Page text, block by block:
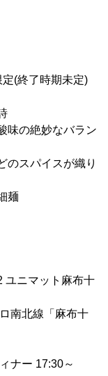
(終了時期未定)
味の絶妙なバラン
のスパイスが織り
麺
ニマット麻布十
南北線「麻布十
ナー 17:30～